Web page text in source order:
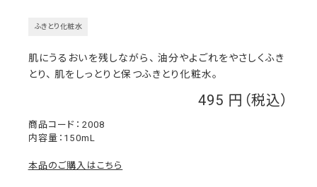
ふきとり化粧水
495
2008
肌にうるおいを残しながら、 油分やよごれをやさしくふき
とり、 肌をしっとりと保つふきとり化粧水。
内容量：150mL
本品のご購入はこちら